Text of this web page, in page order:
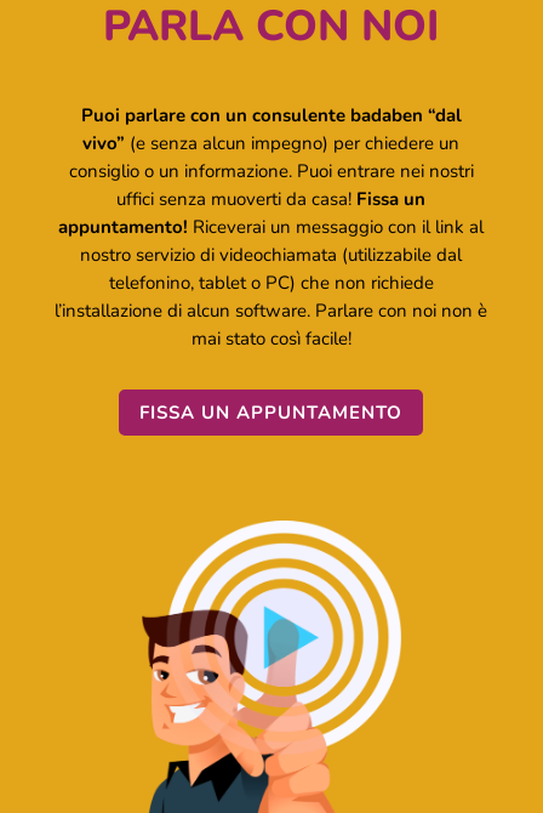
PARLA CON NOI
Puoi parlare con un consulente badaben “dal
vivo” (e senza alcun impegno) per chiedere un
consiglio o un informazione. Puoi entrare nei nostri
uffici senza muoverti da casa! Fissa un
appuntamento! Riceverai un messaggio con il link al
nostro servizio di videochiamata (utilizzabile dal
telefonino, tablet o PC) che non richiede
l’installazione di alcun software. Parlare con noi non è
mai stato così facile!
FISSA UN APPUNTAMENTO